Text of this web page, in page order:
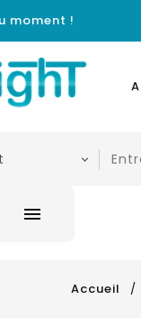
moment !

Accueil